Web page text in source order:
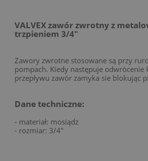
VALVEX zawór zwrotny z
trzpieniem 3/4"
Zawory zwrotne stosowane są przy
pompach. Kiedy następuje odwrócenie
przepływu zawór zamyka sie blokując
Dane techniczne:
- materiał: mosiądz
- rozmiar: 3/4"